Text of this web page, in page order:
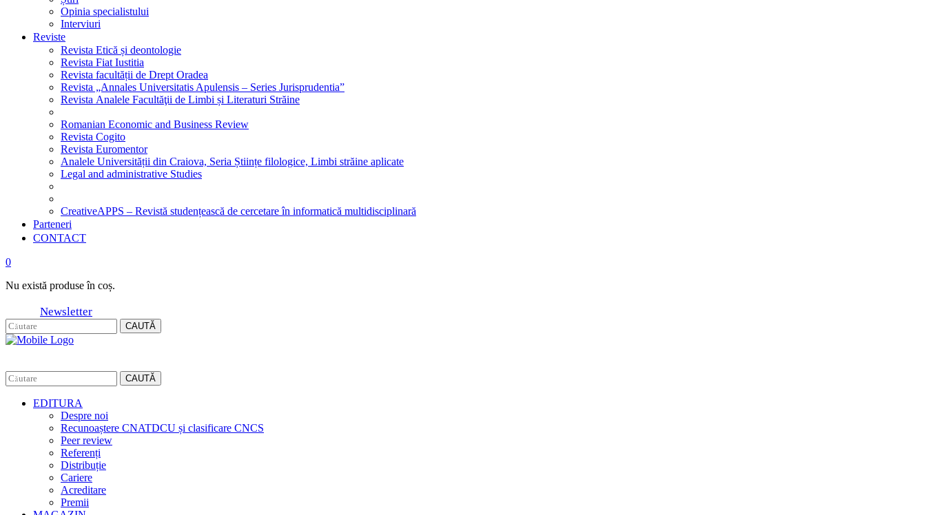
Opinia specialistului
Interviuri
Reviste
Revista Etică și deontologie
Revista Fiat Iustitia
Revista facultății de Drept Oradea
Revista „Annales Universitatis Apulensis – Series Jurisprudentia”
Revista Analele Facultăţii de Limbi și Literaturi Străine
Romanian Economic and Business Review
Revista Cogito
Revista Euromentor
Analele Universității din Craiova, Seria Științe filologice, Limbi străine aplicate
Legal and administrative Studies
CreativeAPPS – Revistă studențească de cercetare în informatică multidisciplinară
Parteneri
CONTACT
0
Nu există produse în coș.
Newsletter
CAUTĂ
CAUTĂ
EDITURA
Despre noi
Recunoaștere CNATDCU și clasificare CNCS
Peer review
Referenți
Distribuție
Cariere
Acreditare
Premii